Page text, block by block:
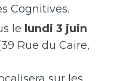
Cognitives.
le lundi 3 juin
Rue du Caire,